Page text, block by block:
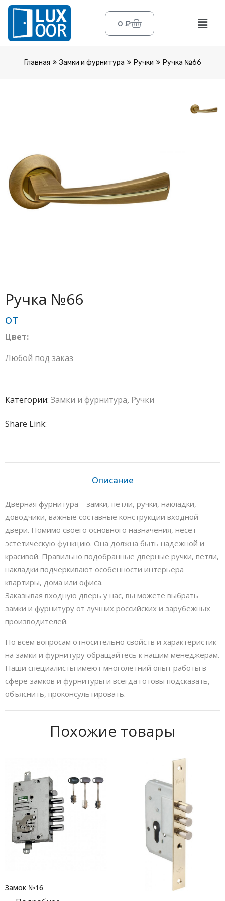
0 ₽
Главная Замки и фурнитура Ручки Ручка №66
Ручка №66
от
Цвет:
Любой под заказ
Категории: Замки и фурнитура, Ручки
Share Link:
Описание
Дверная фурнитура—замки, петли, ручки, накладки,
доводчики, важные составные конструкции входной
двери. Помимо своего основного назначения, несет
эстетическую функцию. Она должна быть надежной и
красивой. Правильно подобранные дверные ручки, петли,
накладки подчеркивают особенности интерьера
квартиры, дома или офиса.
Заказывая входную дверь у нас, вы можете выбрать
замки и фурнитуру от лучших российских и зарубежных
производителей.
По всем вопросам относительно свойств и характеристик
на замки и фурнитуру обращайтесь к нашим менеджерам.
Наши специалисты имеют многолетний опыт работы в
сфере замков и фурнитуры и всегда готовы подсказать,
объяснить, проконсультировать.
Похожие товары
Замок №16